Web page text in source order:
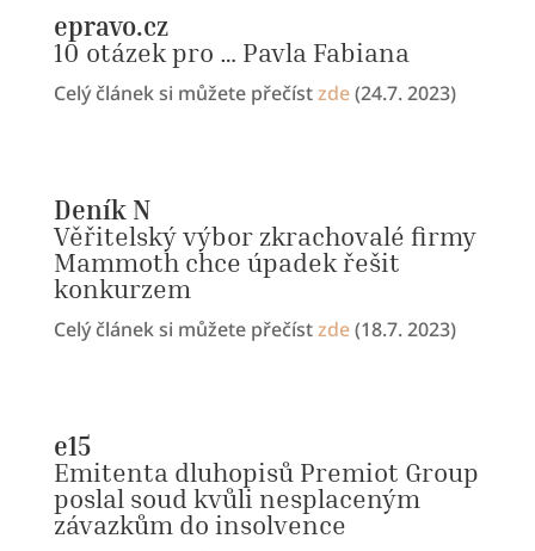
epravo.cz
10 otázek pro … Pavla Fabiana
Celý článek si můžete přečístzde(24.7. 2023)
Deník N
Věřitelský výbor zkrachovalé firmy
Mammoth chce úpadek řešit
konkurzem
Celý článek si můžete přečístzde(18.7. 2023)
e15
Emitenta dluhopisů Premiot Group
poslal soud kvůli nesplaceným
závazkům do insolvence